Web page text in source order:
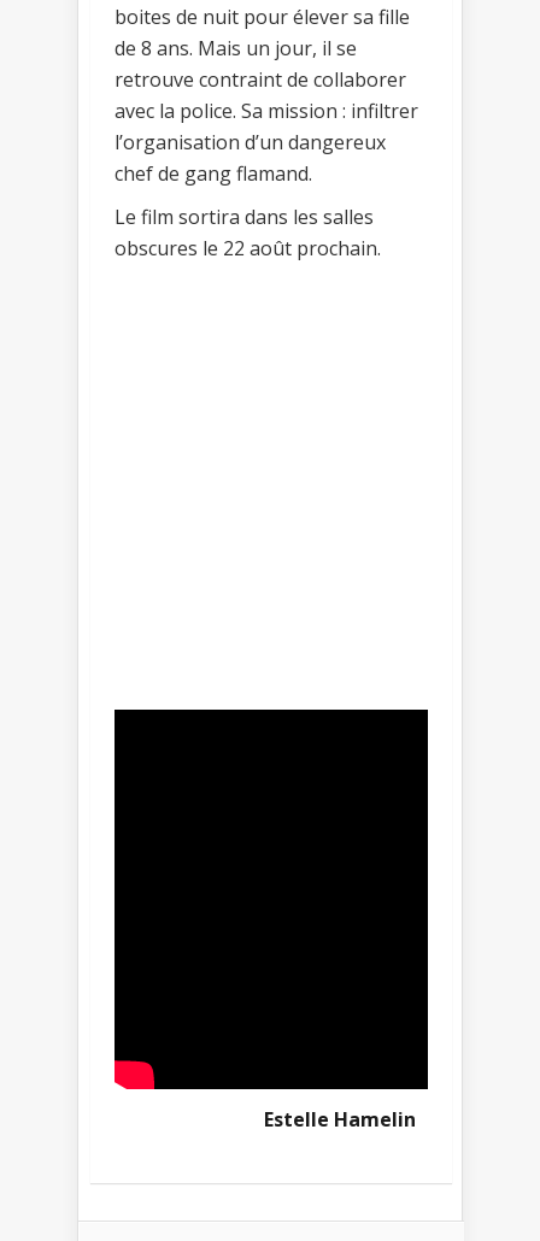
boites de nuit pour élever sa fille
de 8 ans. Mais un jour, il se
retrouve contraint de collaborer
avec la police. Sa mission : infiltrer
l’organisation d’un dangereux
chef de gang flamand.
Le film sortira dans les salles
obscures le 22 août prochain.
Estelle Hamelin